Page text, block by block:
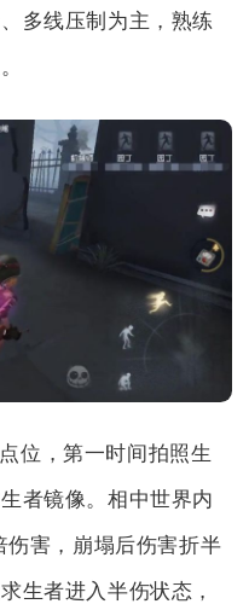
多线压制为主，熟练
位，第一时间拍照生
者镜像。相中世界内
伤害，崩塌后伤害折半
生者进入半伤状态，